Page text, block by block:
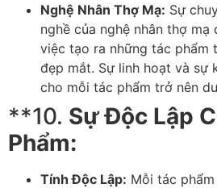
Nghệ Nhân Thợ Mạ: Sự
nghề của nghệ nhân thợ
việc tạo ra những tác phẩm
đẹp mắt. Sự linh hoạt và sự
cho mỗi tác phẩm trở nên
**10. Sự Độc Lập
Phẩm:
Tính Độc Lập: Mỗi tác